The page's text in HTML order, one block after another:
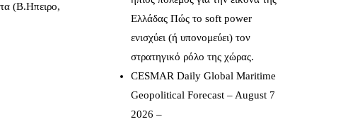
(Β.Ηπειρο,
Ελλάδας Πώς το soft power
ενισχύει (ή υπονομεύει) τον
στρατηγικό ρόλο της χώρας.
CESMAR Daily Global Maritime
Geopolitical Forecast – August 7
2026 –